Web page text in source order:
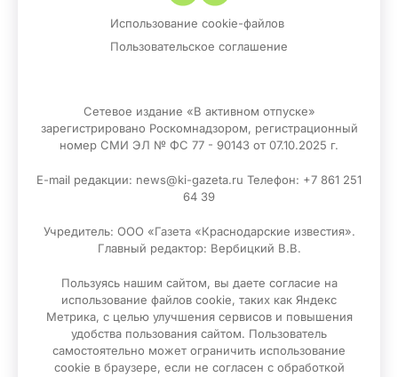
Использование cookie-файлов
Пользовательское соглашение
Сетевое издание «В активном отпуске»
зарегистрировано Роскомнадзором, регистрационный
номер СМИ ЭЛ № ФС 77 - 90143 от 07.10.2025 г.
E-mail редакции: news@ki-gazeta.ru Телефон: +7 861 251
64 39
Учредитель: ООО «Газета «Краснодарские известия».
Главный редактор: Вербицкий В.В.
Пользуясь нашим сайтом, вы даете согласие на
использование файлов сооkіе, таких как Яндекс
Метрика, с целью улучшения сервисов и повышения
удобства пользования сайтом. Пользователь
самостоятельно может ограничить использование
сооkіе в браузере, если не согласен с обработкой